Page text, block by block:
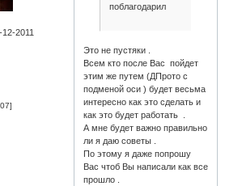
12-2011
поблагодарил
Это не пустяки .
Всем кто после Вас пойдет
этим же путем (ДПрото с
подменой оси ) будет весьма
интересно как это сделать и
как это будет работать .
А мне будет важно правильно
ли я даю советы .
По этому я даже попрошу
Вас чтоб Вы написали как все
прошло .